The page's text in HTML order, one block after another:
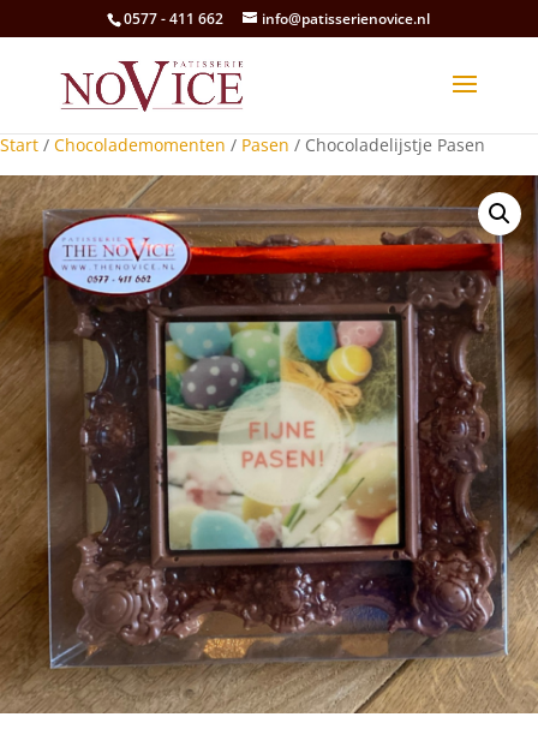
0577 - 411 662 info@patisserienovice.nl
Start / Chocolademomenten / Pasen / Chocoladelijstje Pasen